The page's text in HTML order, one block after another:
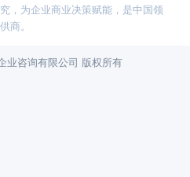
，为企业商业决策赋能，是中国领
商。
咨询有限公司 版权所有